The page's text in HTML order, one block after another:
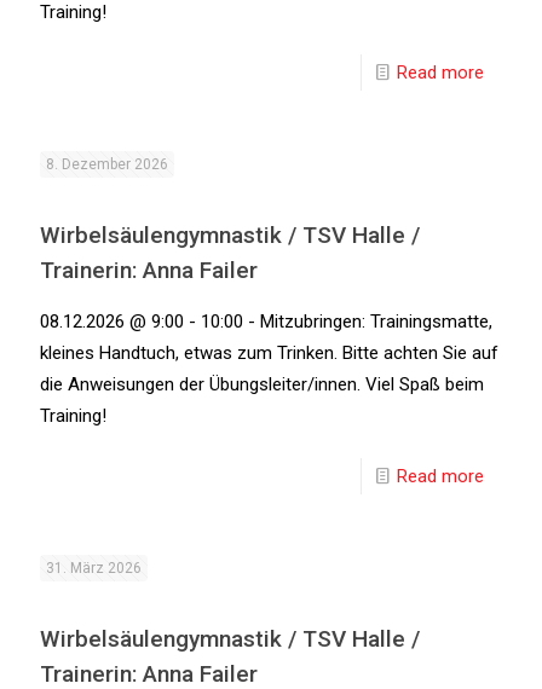
Training!
Read more
8. Dezember 2026
Wirbelsäulengymnastik / TSV Halle /
Trainerin: Anna Failer
08.12.2026 @ 9:00 - 10:00 - Mitzubringen: Trainingsmatte,
kleines Handtuch, etwas zum Trinken. Bitte achten Sie auf
die Anweisungen der Übungsleiter/innen. Viel Spaß beim
Training!
Read more
31. März 2026
Wirbelsäulengymnastik / TSV Halle /
Trainerin: Anna Failer